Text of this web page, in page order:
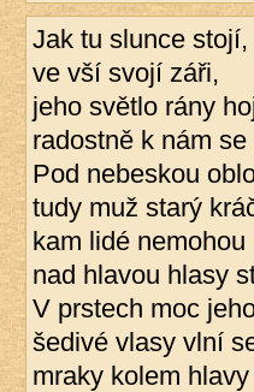
Jak tu slunce stojí,
ve vší svojí záři,
jeho světlo rány
radostně k nám
Pod nebeskou
tudy muž starý
kam lidé nemohou
nad hlavou hlasy
V prstech moc
šedivé vlasy vlní
mraky kolem